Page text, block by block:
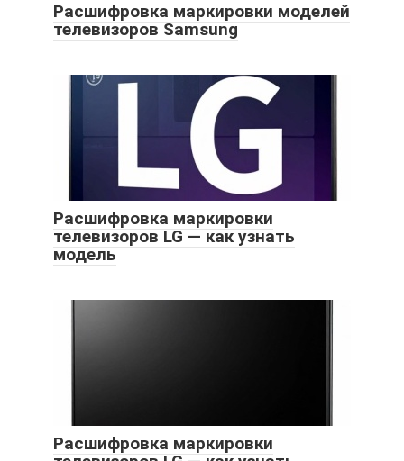
Расшифровка маркировки моделей
телевизоров Samsung
Расшифровка маркировки
телевизоров LG — как узнать
модель
Расшифровка маркировки